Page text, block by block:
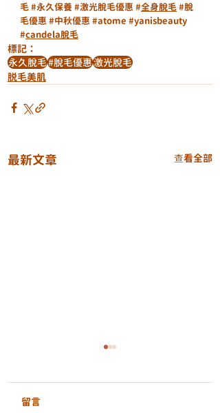
毛#永久保養#激光脫毛優惠 #全身脫毛#脫
毛優惠 #中秋優惠 #atome #yanisbeauty
#candela脫毛
標記：
永久脫毛#脫毛優惠激光脫毛
脱毛美肌
最新文章 查看全部
留言